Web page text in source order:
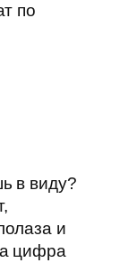
по
в виду?
и
цифра